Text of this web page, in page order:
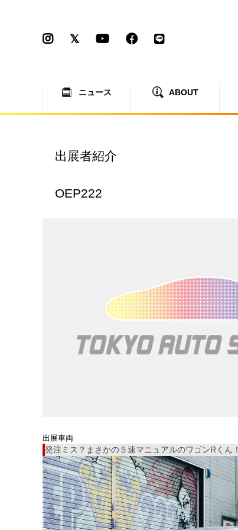
ニュース ABOUT
出展者紹介
OEP222
出展車両
発注ミス？まさかの５速マニュアルのワゴンRくん！